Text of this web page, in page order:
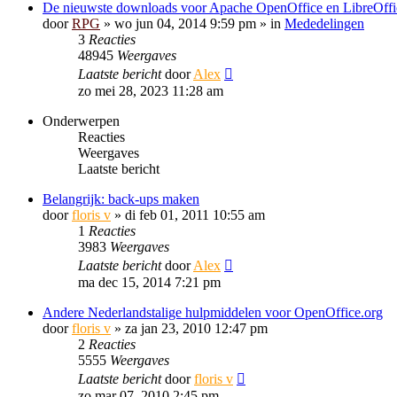
De nieuwste downloads voor Apache OpenOffice en
doorRPG » wo jun 04, 2014 9:59 pm » in Mededelingen
3 Reacties
48945 Weergaves
Laatste berichtdoorAlex
zo mei 28, 2023 11:28 am
Onderwerpen
Reacties
Weergaves
Laatste bericht
Belangrijk: back-ups maken
doorfloris v » di feb 01, 2011 10:55 am
1 Reacties
3983 Weergaves
Laatste berichtdoorAlex
ma dec 15, 2014 7:21 pm
Andere Nederlandstalige hulpmiddelen voor OpenOffice.org
doorfloris v » za jan 23, 2010 12:47 pm
2 Reacties
5555 Weergaves
Laatste berichtdoorfloris v